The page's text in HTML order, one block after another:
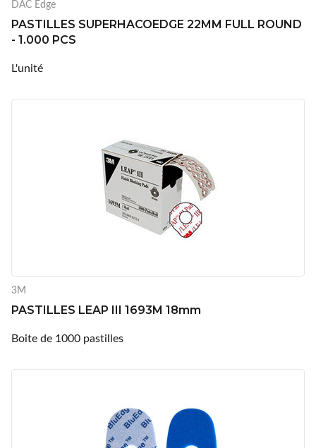
DAC Edge
PASTILLES SUPERHACOEDGE 22MM FULL ROUND
- 1.000 PCS
L'unité
3M
PASTILLES LEAP III 1693M 18mm
Boite de 1000 pastilles